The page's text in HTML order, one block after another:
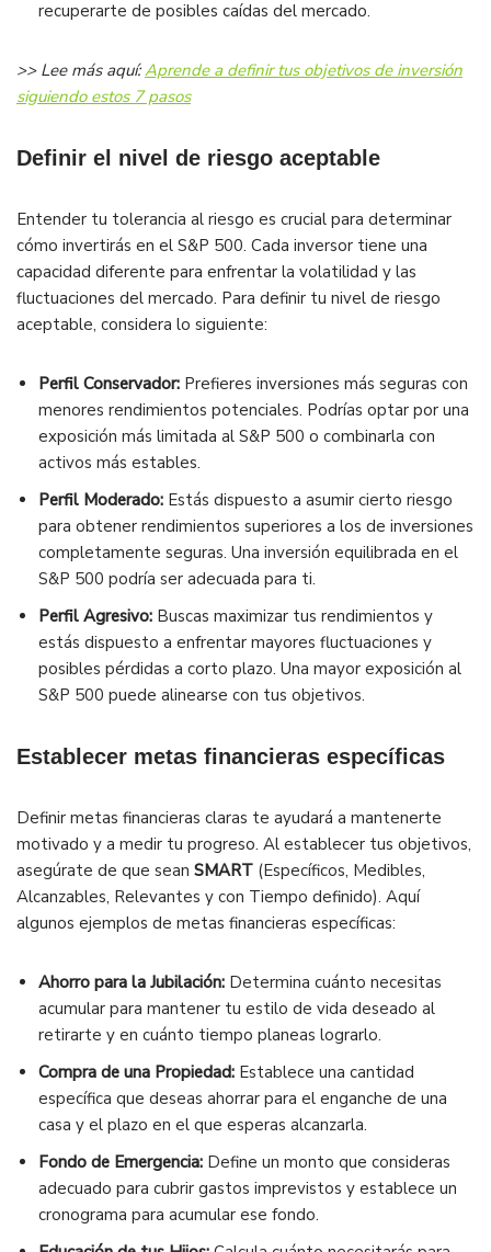
recuperarte de posibles caídas del mercado.
>> Lee más aquí:Aprende a definir tus objetivos de inversión
siguiendo estos 7 pasos
Definir el nivel de riesgo aceptable
Entender tu tolerancia al riesgo es crucial para determinar
cómo invertirás en el S&P 500. Cada inversor tiene una
capacidad diferente para enfrentar la volatilidad y las
fluctuaciones del mercado. Para definir tu nivel de riesgo
aceptable, considera lo siguiente:
Perfil Conservador: Prefieres inversiones más seguras con
menores rendimientos potenciales. Podrías optar por una
exposición más limitada al S&P 500 o combinarla con
activos más estables.
Perfil Moderado: Estás dispuesto a asumir cierto riesgo
para obtener rendimientos superiores a los de inversiones
completamente seguras. Una inversión equilibrada en el
S&P 500 podría ser adecuada para ti.
Perfil Agresivo: Buscas maximizar tus rendimientos y
estás dispuesto a enfrentar mayores fluctuaciones y
posibles pérdidas a corto plazo. Una mayor exposición al
S&P 500 puede alinearse con tus objetivos.
Establecer metas financieras específicas
Definir metas financieras claras te ayudará a mantenerte
motivado y a medir tu progreso. Al establecer tus objetivos,
asegúrate de que sean SMART (Específicos, Medibles,
Alcanzables, Relevantes y con Tiempo definido). Aquí
algunos ejemplos de metas financieras específicas:
Ahorro para la Jubilación: Determina cuánto necesitas
acumular para mantener tu estilo de vida deseado al
retirarte y en cuánto tiempo planeas lograrlo.
Compra de una Propiedad: Establece una cantidad
específica que deseas ahorrar para el enganche de una
casa y el plazo en el que esperas alcanzarla.
Fondo de Emergencia: Define un monto que consideras
adecuado para cubrir gastos imprevistos y establece un
cronograma para acumular ese fondo.